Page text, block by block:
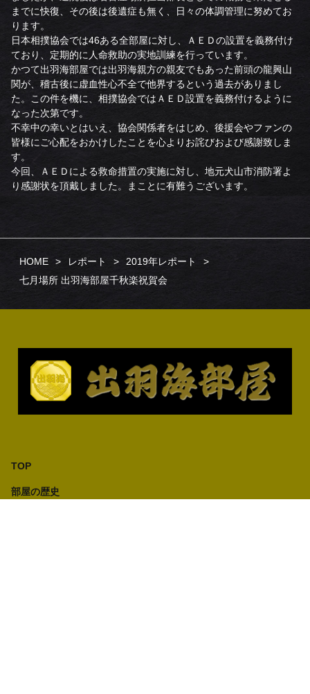
までに快復、その後は後遺症も無く、日々の体調管理に努めてお
ります。
日本相撲協会では46ある全部屋に対し、ＡＥＤの設置を義務付け
ており、定期的に人命救助の実地訓練を行っています。
かつて出羽海部屋では出羽海親方の親友でもあった前頭の龍興山
関が、稽古後に虚血性心不全で他界するという過去がありまし
た。この件を機に、相撲協会ではＡＥＤ設置を義務付けるように
なった次第です。
不幸中の幸いとはいえ、協会関係者をはじめ、後援会やファンの
皆様にご心配をおかけしたことを心よりお詫びおよび感謝致しま
す。
今回、ＡＥＤによる救命措置の実施に対し、地元犬山市消防署よ
り感謝状を頂戴しました。まことに有難うございます。
HOME レポート
2019年レポート
七月場所 出羽海部屋千秋楽祝賀会
TOP
部屋の歴史